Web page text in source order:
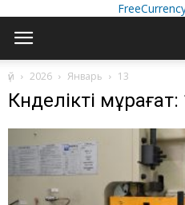
үй 2026 Январь 13
Күнделікті